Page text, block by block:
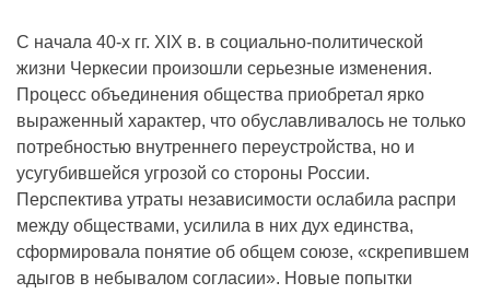
С начала 40-х гг. XIX в. в социально-политической
жизни Черкесии произошли серьезные изменения.
Процесс объединения общества приобретал ярко
выраженный характер, что обуславливалось не только
потребностью внутреннего переустройства, но и
усугубившейся угрозой со стороны России.
Перспектива утраты независимости ослабила распри
между обществами, усилила в них дух единства,
сформировала понятие об общем союзе, «скрепившем
адыгов в небывалом согласии». Новые попытки